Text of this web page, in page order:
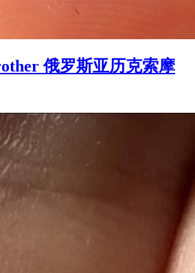
俄罗斯亚历克索摩